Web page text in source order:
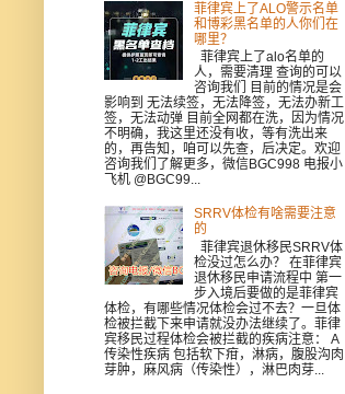
菲律宾上了ALO警示名单
和博彩黑名单的人你们在
哪里？
菲律宾上了alo名单的
人，需要清理 查询的可以
咨询我们 目前的情况是会
影响到 无法续签，无法降签，无法办新工
签，无法动弹 目前全网都在洗，因为情况
不明确，我这里还没有收，等有洗出来
的，再告知，咱可以先查，后决定。欢迎
咨询我们了解更多，微信BGC998 电报小
飞机 @BGC99...
SRRV体检有啥需要注意
的
菲律宾退休移民SRRV体
检没过怎么办？ 在菲律宾
退休移民申请流程中 第一
步入境后要做的是菲律宾
体检，有哪些情况体检会过不去？一旦体
检被拦截下来申请就没办法继续了。菲律
宾移民过程体检会被拦截的疾病注意： A
传染性疾病 包括软下疳，淋病，腹股沟肉
芽肿，麻风病（传染性），淋巴肉芽...